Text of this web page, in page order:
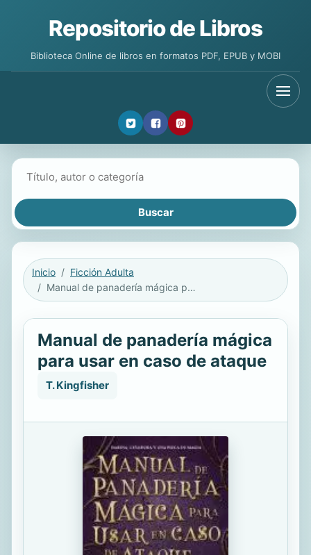
Repositorio de Libros
Biblioteca Online de libros en formatos PDF, EPUB y MOBI
Inicio
Ficción Adulta
Manual de panadería mágica para usar en caso de ataque
Manual de panadería mágica
para usar en caso de ataque
T. Kingfisher